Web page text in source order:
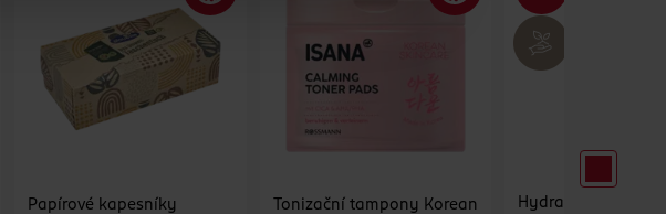
Papírové kapesníky
Tonizační tampony Korean
Hydratační